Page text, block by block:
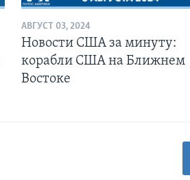
АВГУСТ 03, 2024
Новости США за минуту:
корабли США на Ближнем
Востоке